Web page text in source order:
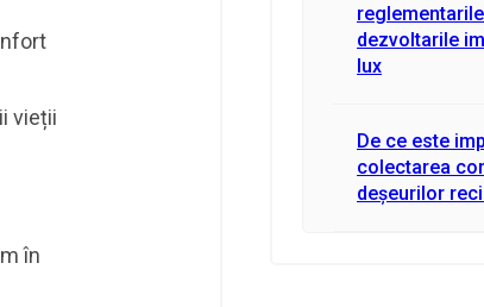
vieții
în
dezvoltarile
lux
De ce este
colectarea
deșeurilor